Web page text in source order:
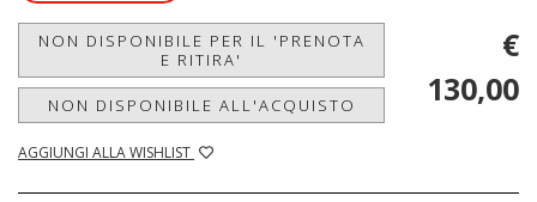
NON DISPONIBILE PER IL 'PRENOTA
E RITIRA'
NON DISPONIBILE ALL'ACQUISTO
AGGIUNGI ALLA WISHLIST
€
130,00